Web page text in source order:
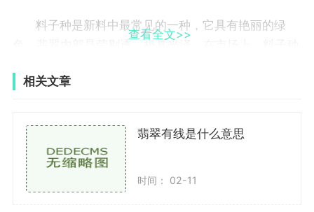
料子种是新料中最常见的一种，它具有艳丽的绿
的翡翠资源具有良好的色彩饱和度和抛光度，所以很多
增加，其他产地如中国、加拿大、俄罗斯等也开始生产
料子种翡翠，但是由于色彩和品质上的差异，与缅甸的
料子种相比较，这些翡翠的价值相对较低。
郁金香种是一种国产新料，它的颜色呈现出淡淡的
查看全文>>
相关文章
翡翠有线是什么意思
时间： 02-11